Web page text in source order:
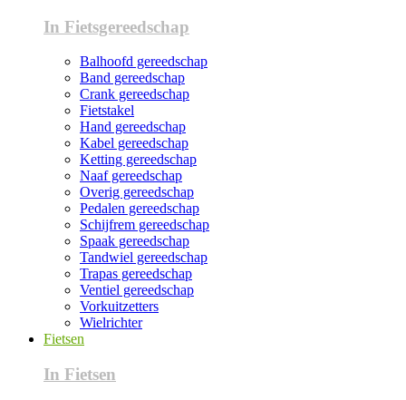
In Fietsgereedschap
Balhoofd gereedschap
Band gereedschap
Crank gereedschap
Fietstakel
Hand gereedschap
Kabel gereedschap
Ketting gereedschap
Naaf gereedschap
Overig gereedschap
Pedalen gereedschap
Schijfrem gereedschap
Spaak gereedschap
Tandwiel gereedschap
Trapas gereedschap
Ventiel gereedschap
Vorkuitzetters
Wielrichter
Fietsen
In Fietsen